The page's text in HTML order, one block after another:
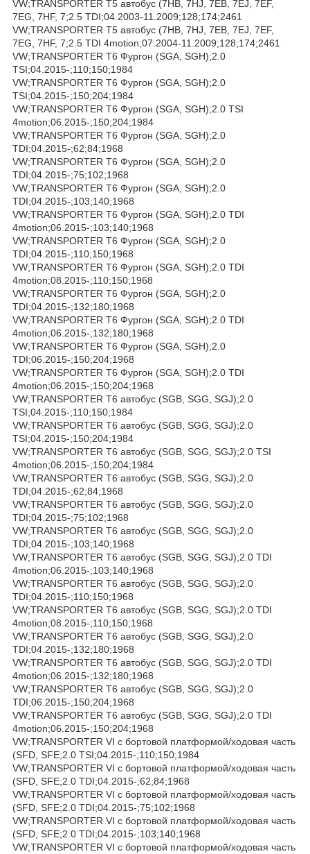
VW;TRANSPORTER T5 автобус (7HB, 7HJ, 7EB, 7EJ, 7EF,
7EG, 7HF, 7;2.5 TDI;04.2003-11.2009;128;174;2461
VW;TRANSPORTER T5 автобус (7HB, 7HJ, 7EB, 7EJ, 7EF,
7EG, 7HF, 7;2.5 TDI 4motion;07.2004-11.2009;128;174;2461
VW;TRANSPORTER T6 Фургон (SGA, SGH);2.0
TSI;04.2015-;110;150;1984
VW;TRANSPORTER T6 Фургон (SGA, SGH);2.0
TSI;04.2015-;150;204;1984
VW;TRANSPORTER T6 Фургон (SGA, SGH);2.0 TSI
4motion;06.2015-;150;204;1984
VW;TRANSPORTER T6 Фургон (SGA, SGH);2.0
TDI;04.2015-;62;84;1968
VW;TRANSPORTER T6 Фургон (SGA, SGH);2.0
TDI;04.2015-;75;102;1968
VW;TRANSPORTER T6 Фургон (SGA, SGH);2.0
TDI;04.2015-;103;140;1968
VW;TRANSPORTER T6 Фургон (SGA, SGH);2.0 TDI
4motion;06.2015-;103;140;1968
VW;TRANSPORTER T6 Фургон (SGA, SGH);2.0
TDI;04.2015-;110;150;1968
VW;TRANSPORTER T6 Фургон (SGA, SGH);2.0 TDI
4motion;08.2015-;110;150;1968
VW;TRANSPORTER T6 Фургон (SGA, SGH);2.0
TDI;04.2015-;132;180;1968
VW;TRANSPORTER T6 Фургон (SGA, SGH);2.0 TDI
4motion;06.2015-;132;180;1968
VW;TRANSPORTER T6 Фургон (SGA, SGH);2.0
TDI;06.2015-;150;204;1968
VW;TRANSPORTER T6 Фургон (SGA, SGH);2.0 TDI
4motion;06.2015-;150;204;1968
VW;TRANSPORTER T6 автобус (SGB, SGG, SGJ);2.0
TSI;04.2015-;110;150;1984
VW;TRANSPORTER T6 автобус (SGB, SGG, SGJ);2.0
TSI;04.2015-;150;204;1984
VW;TRANSPORTER T6 автобус (SGB, SGG, SGJ);2.0 TSI
4motion;06.2015-;150;204;1984
VW;TRANSPORTER T6 автобус (SGB, SGG, SGJ);2.0
TDI;04.2015-;62;84;1968
VW;TRANSPORTER T6 автобус (SGB, SGG, SGJ);2.0
TDI;04.2015-;75;102;1968
VW;TRANSPORTER T6 автобус (SGB, SGG, SGJ);2.0
TDI;04.2015-;103;140;1968
VW;TRANSPORTER T6 автобус (SGB, SGG, SGJ);2.0 TDI
4motion;06.2015-;103;140;1968
VW;TRANSPORTER T6 автобус (SGB, SGG, SGJ);2.0
TDI;04.2015-;110;150;1968
VW;TRANSPORTER T6 автобус (SGB, SGG, SGJ);2.0 TDI
4motion;08.2015-;110;150;1968
VW;TRANSPORTER T6 автобус (SGB, SGG, SGJ);2.0
TDI;04.2015-;132;180;1968
VW;TRANSPORTER T6 автобус (SGB, SGG, SGJ);2.0 TDI
4motion;06.2015-;132;180;1968
VW;TRANSPORTER T6 автобус (SGB, SGG, SGJ);2.0
TDI;06.2015-;150;204;1968
VW;TRANSPORTER T6 автобус (SGB, SGG, SGJ);2.0 TDI
4motion;06.2015-;150;204;1968
VW;TRANSPORTER VI c бортовой платформой/ходовая часть
(SFD, SFE;2.0 TSI;04.2015-;110;150;1984
VW;TRANSPORTER VI c бортовой платформой/ходовая часть
(SFD, SFE;2.0 TDI;04.2015-;62;84;1968
VW;TRANSPORTER VI c бортовой платформой/ходовая часть
(SFD, SFE;2.0 TDI;04.2015-;75;102;1968
VW;TRANSPORTER VI c бортовой платформой/ходовая часть
(SFD, SFE;2.0 TDI;04.2015-;103;140;1968
VW;TRANSPORTER VI c бортовой платформой/ходовая часть